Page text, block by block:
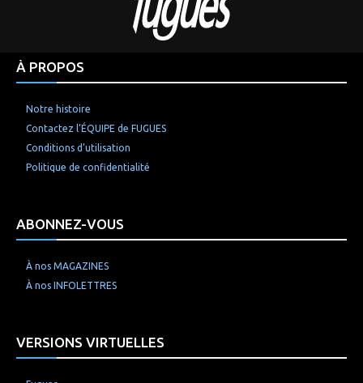
À PROPOS
Notre histoire
Contactez l’ÉQUIPE de FUGUES
Conditions d’utilisation
Politique de confidentialité
ABONNEZ-VOUS
À nos MAGAZINES
À nos INFOLETTRES
VERSIONS VIRTUELLES